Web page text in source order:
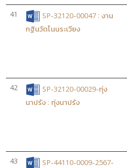
41
SP-32120-00047 : งาน
กฐินวัดโนนระเวียง
42
SP-32120-00029-ทุ่ง
นาปรัง : ทุ่งนาปรัง
43
SP-44110-0009-2567-